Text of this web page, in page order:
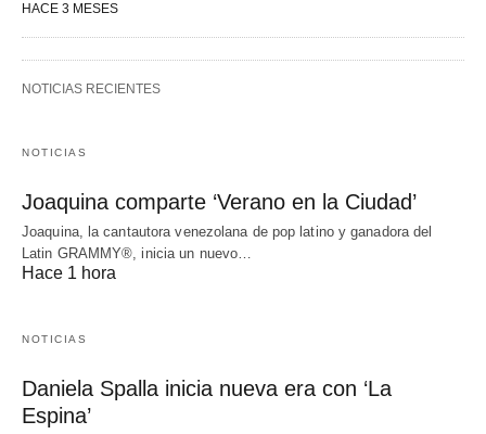
HACE 3 MESES
NOTICIAS RECIENTES
NOTICIAS
Joaquina comparte ‘Verano en la Ciudad’
Joaquina, la cantautora venezolana de pop latino y ganadora del
Latin GRAMMY®, inicia un nuevo…
Hace 1 hora
NOTICIAS
Daniela Spalla inicia nueva era con ‘La
Espina’